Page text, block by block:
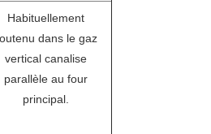
Habituellement
dans le gaz
vertical canalise
parallèle au four
principal.